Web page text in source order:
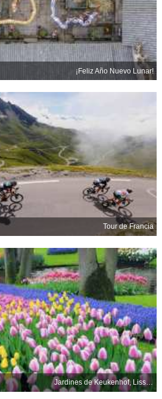
¡Feliz Año Nuevo Lunar!
Tour de Francia
Jardines de Keukenhof, Lisse, Países Bajos